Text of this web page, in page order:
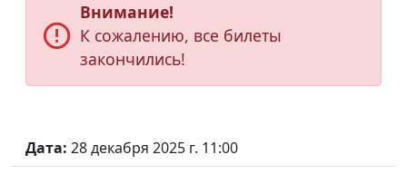
error_outline
Внимание!
К сожалению, все билеты
закончились!
Дата: 28 декабря 2025 г. 11:00